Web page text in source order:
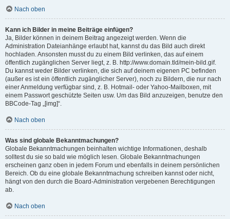
Nach oben
Kann ich Bilder in meine Beiträge einfügen?
Ja, Bilder können in deinem Beitrag angezeigt werden. Wenn die
Administration Dateianhänge erlaubt hat, kannst du das Bild auch direkt
hochladen. Ansonsten musst du zu einem Bild verlinken, das auf einem
öffentlich zugänglichen Server liegt, z. B. http://www.domain.tld/mein-bild.gif.
Du kannst weder Bilder verlinken, die sich auf deinem eigenen PC befinden
(außer es ist ein öffentlich zugänglicher Server), noch zu Bildern, die nur nach
einer Anmeldung verfügbar sind, z. B. Hotmail- oder Yahoo-Mailboxen, mit
einem Passwort geschützte Seiten usw. Um das Bild anzuzeigen, benutze den
BBCode-Tag „[img]“.
Nach oben
Was sind globale Bekanntmachungen?
Globale Bekanntmachungen beinhalten wichtige Informationen, deshalb
solltest du sie so bald wie möglich lesen. Globale Bekanntmachungen
erscheinen ganz oben in jedem Forum und ebenfalls in deinem persönlichen
Bereich. Ob du eine globale Bekanntmachung schreiben kannst oder nicht,
hängt von den durch die Board-Administration vergebenen Berechtigungen
ab.
Nach oben